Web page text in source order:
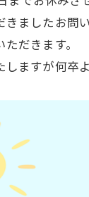
きましたお問
だきます。
しますが何卒